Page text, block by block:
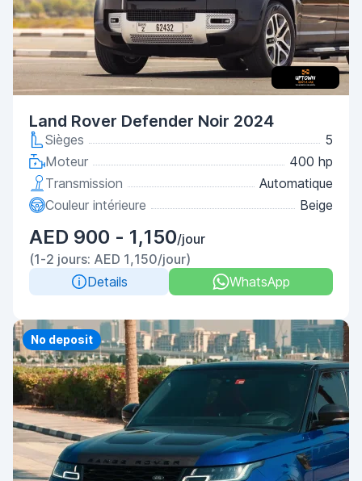
Land Rover Defender Noir 2024
Sièges
5
Moteur
400 hp
Transmission
Automatique
Couleur intérieure
Beige
AED 900 - 1,150/jour
(1-2 jours: AED 1,150/jour)
Details
WhatsApp
No deposit